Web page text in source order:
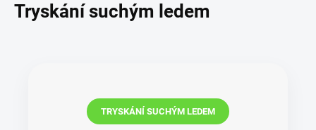
Tryskání suchým ledem
TRYSKÁNÍ SUCHÝM LEDEM